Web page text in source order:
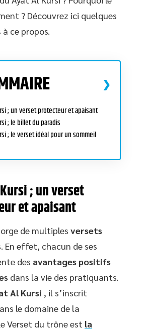
? Découvrez ici quelques
ce propos.
; un verset protecteur et apaisant
; le billet du paradis
; le verset idéal pour un sommeil
; un verset
et apaisant
de multiples versets
. En effet, chacun de ses
des avantages positifs
dans la vie des pratiquants.
Al Kursi , il s’inscrit
le domaine de la
Verset du trône est la